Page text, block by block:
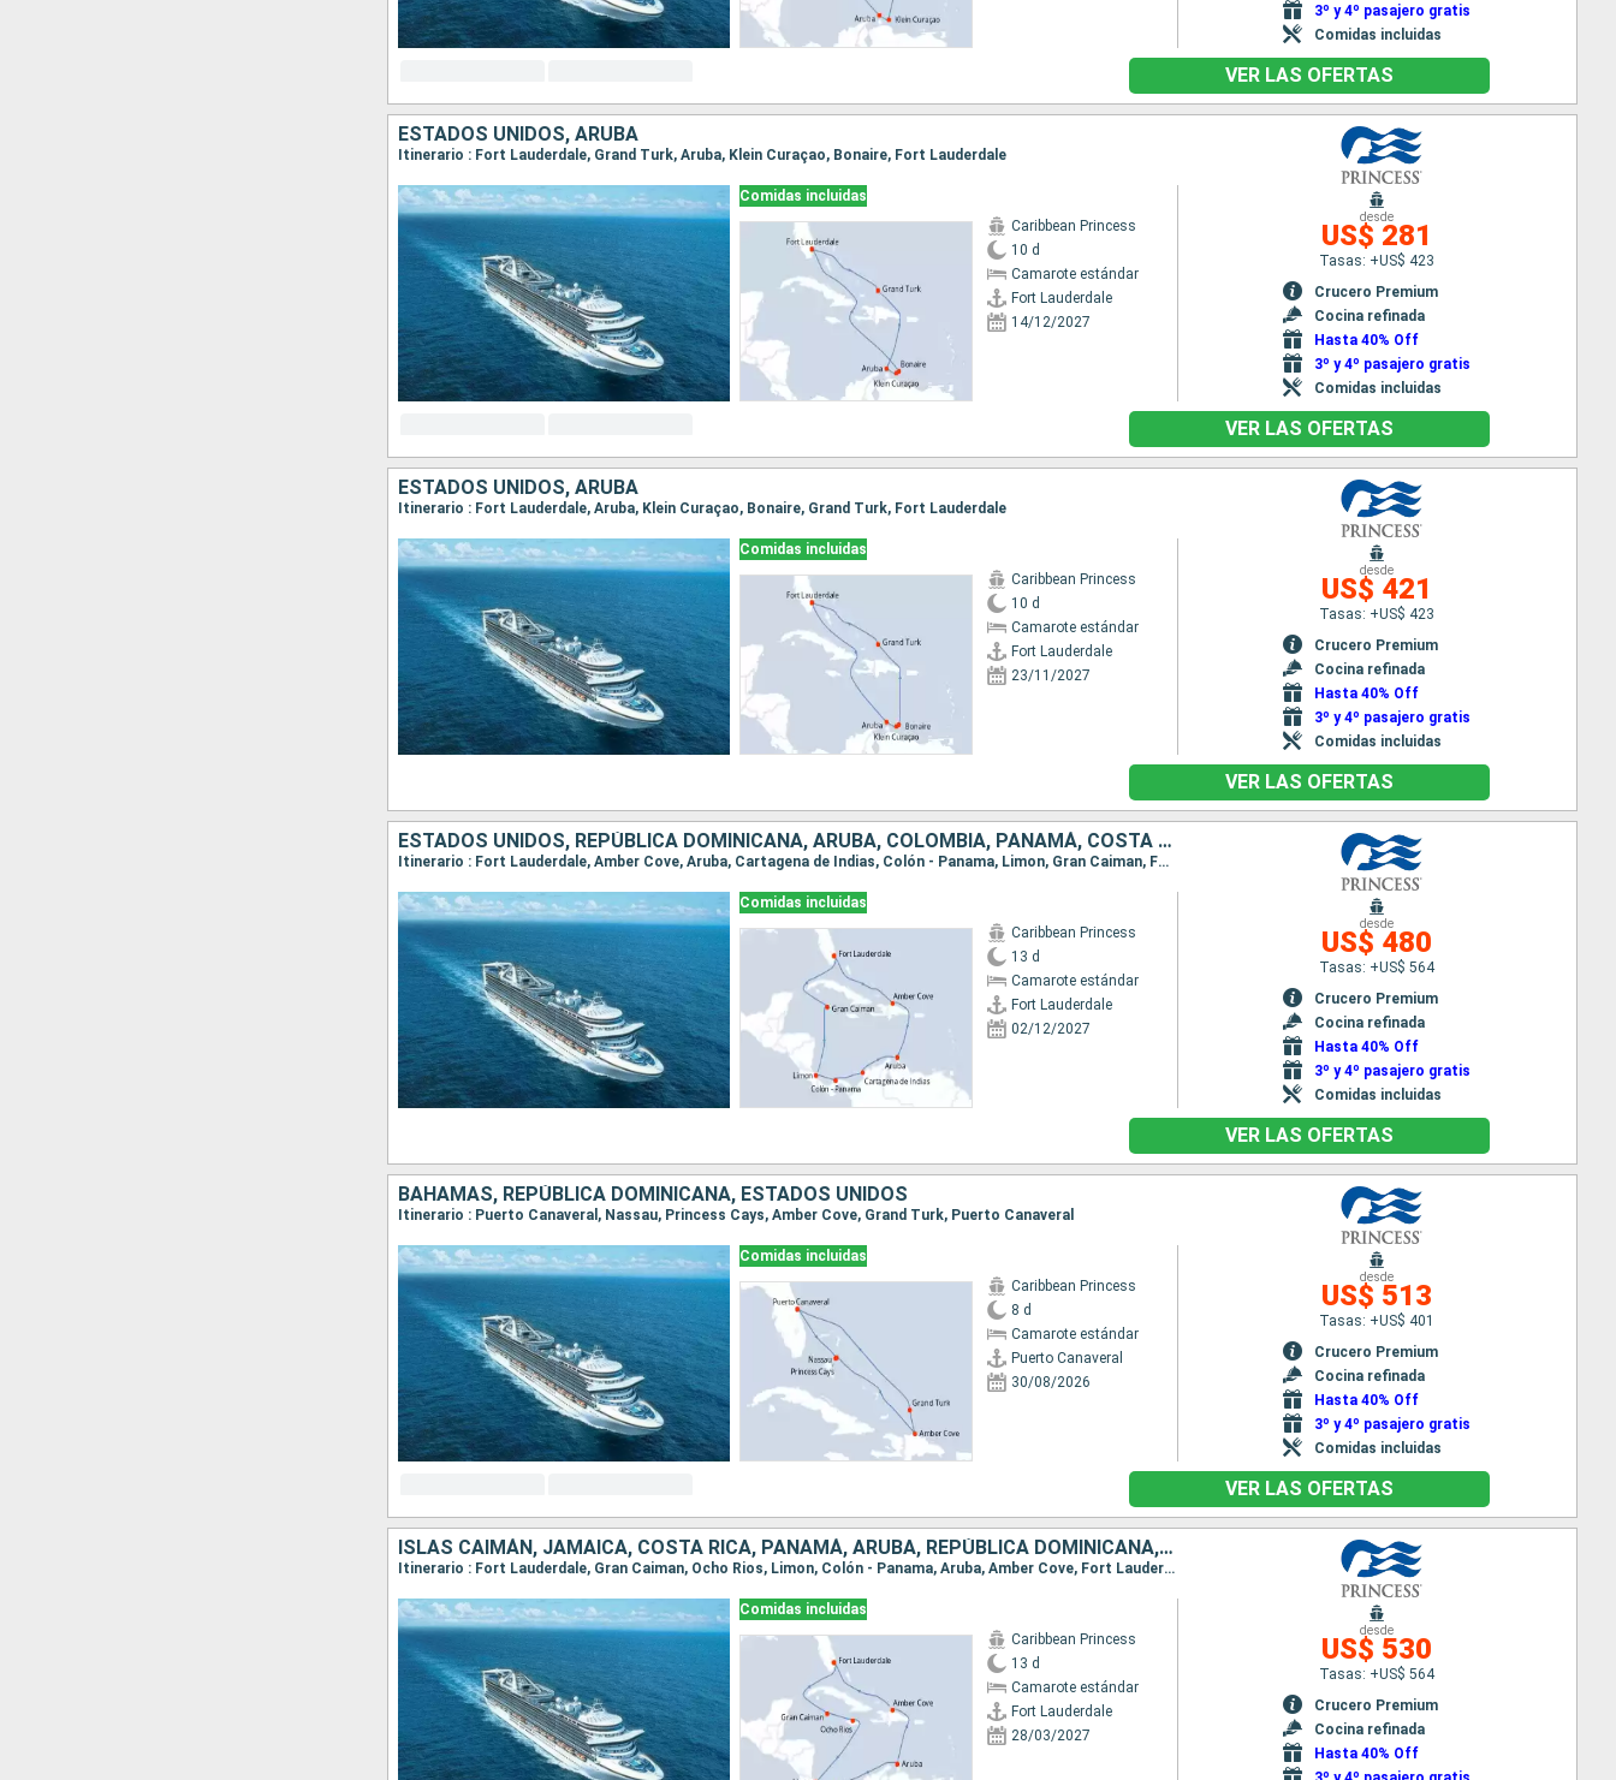
3º y 4º pasajero gratis
Comidas incluidas
VER LAS OFERTAS
ESTADOS UNIDOS, ARUBA
Itinerario : Fort Lauderdale, Grand Turk, Aruba, Klein Curaçao, Bonaire, Fort Lauderdale
Comidas incluidas
Caribbean Princess
10 d
Camarote estándar
Fort Lauderdale
14/12/2027
desde
US$ 281
Tasas: +US$ 423
Crucero Premium
Cocina refinada
Hasta 40% Off
3º y 4º pasajero gratis
Comidas incluidas
VER LAS OFERTAS
ESTADOS UNIDOS, ARUBA
Itinerario : Fort Lauderdale, Aruba, Klein Curaçao, Bonaire, Grand Turk, Fort Lauderdale
Comidas incluidas
Caribbean Princess
10 d
Camarote estándar
Fort Lauderdale
23/11/2027
desde
US$ 421
Tasas: +US$ 423
Crucero Premium
Cocina refinada
Hasta 40% Off
3º y 4º pasajero gratis
Comidas incluidas
VER LAS OFERTAS
ESTADOS UNIDOS, REPÚBLICA DOMINICANA, ARUBA, COLOMBIA, PANAMÁ, COSTA RICA, ISLAS CAIMÁN
Itinerario : Fort Lauderdale, Amber Cove, Aruba, Cartagena de Indias, Colón - Panama, Limon, Gran Caiman, Fort Lauderdale
Comidas incluidas
Caribbean Princess
13 d
Camarote estándar
Fort Lauderdale
02/12/2027
desde
US$ 480
Tasas: +US$ 564
Crucero Premium
Cocina refinada
Hasta 40% Off
3º y 4º pasajero gratis
Comidas incluidas
VER LAS OFERTAS
BAHAMAS, REPÚBLICA DOMINICANA, ESTADOS UNIDOS
Itinerario : Puerto Canaveral, Nassau, Princess Cays, Amber Cove, Grand Turk, Puerto Canaveral
Comidas incluidas
Caribbean Princess
8 d
Camarote estándar
Puerto Canaveral
30/08/2026
desde
US$ 513
Tasas: +US$ 401
Crucero Premium
Cocina refinada
Hasta 40% Off
3º y 4º pasajero gratis
Comidas incluidas
VER LAS OFERTAS
ISLAS CAIMÁN, JAMAICA, COSTA RICA, PANAMÁ, ARUBA, REPÚBLICA DOMINICANA, ESTADOS UNIDOS
Itinerario : Fort Lauderdale, Gran Caiman, Ocho Rios, Limon, Colón - Panama, Aruba, Amber Cove, Fort Lauderdale
Comidas incluidas
Caribbean Princess
13 d
Camarote estándar
Fort Lauderdale
28/03/2027
desde
US$ 530
Tasas: +US$ 564
Crucero Premium
Cocina refinada
Hasta 40% Off